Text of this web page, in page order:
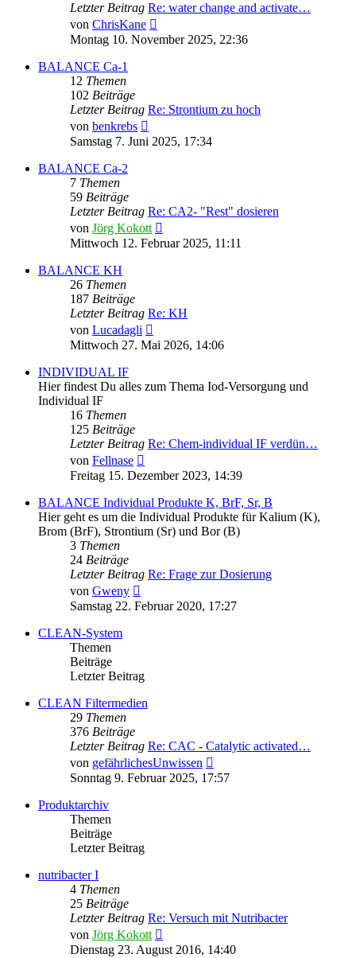
Letzter Beitrag Re: water change and activate…
von ChrisKane
Beitrag
Montag 10. November 2025, 22:36
BALANCE Ca-1
12 Themen
102 Beiträge
Letzter Beitrag Re: Strontium zu hoch
von benkrebs
Beitrag
Samstag 7. Juni 2025, 17:34
BALANCE Ca-2
7 Themen
59 Beiträge
Letzter Beitrag Re: CA2- "Rest" dosieren
von Jörg Kokott
Beitrag
Mittwoch 12. Februar 2025, 11:11
BALANCE KH
26 Themen
187 Beiträge
Letzter Beitrag Re: KH
von Lucadagli
Beitrag
Mittwoch 27. Mai 2026, 14:06
INDIVIDUAL IF
Hier findest Du alles zum Thema Iod-Versorgung und
Individual IF
16 Themen
125 Beiträge
Letzter Beitrag Re: Chem-individual IF verdün…
von Fellnase
Beitrag
Freitag 15. Dezember 2023, 14:39
BALANCE Individual Produkte K, BrF, Sr, B
Hier geht es um die Individual Produkte für Kalium (K),
Brom (BrF), Strontium (Sr) und Bor (B)
3 Themen
24 Beiträge
Letzter Beitrag Re: Frage zur Dosierung
von Gweny
Beitrag
Samstag 22. Februar 2020, 17:27
CLEAN-System
Themen
Beiträge
Letzter Beitrag
CLEAN Filtermedien
29 Themen
376 Beiträge
Letzter Beitrag Re: CAC - Catalytic activated…
von gefährlichesUnwissen
Beitrag
Sonntag 9. Februar 2025, 17:57
Produktarchiv
Themen
Beiträge
Letzter Beitrag
nutribacter I
4 Themen
25 Beiträge
Letzter Beitrag Re: Versuch mit Nutribacter
von Jörg Kokott
Beitrag
Dienstag 23. August 2016, 14:40